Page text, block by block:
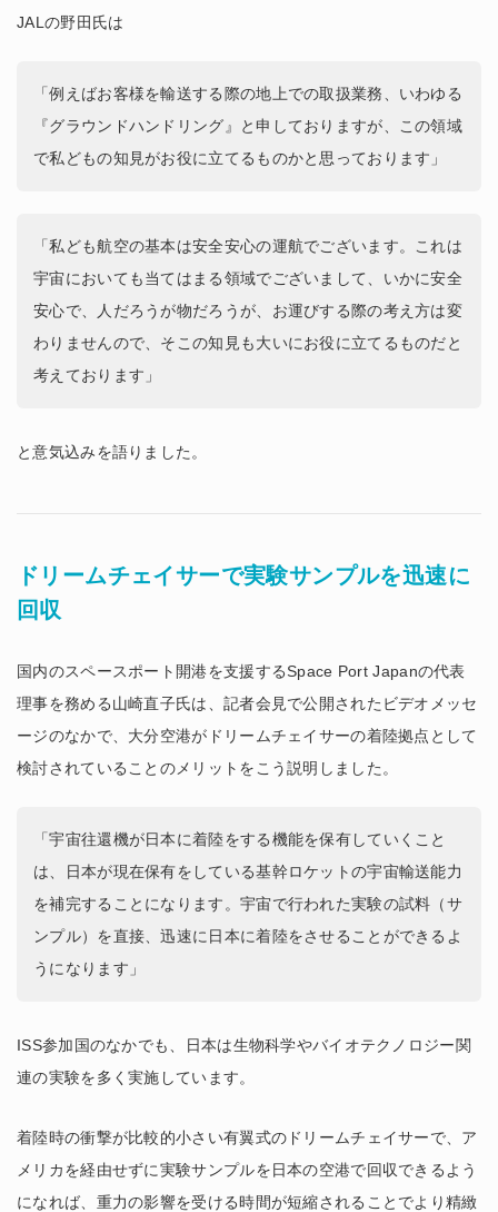
JALの野田氏は
「例えばお客様を輸送する際の地上での取扱業務、いわゆる
『グラウンドハンドリング』と申しておりますが、この領域
で私どもの知見がお役に立てるものかと思っております」
「私ども航空の基本は安全安心の運航でございます。これは
宇宙においても当てはまる領域でございまして、いかに安全
安心で、人だろうが物だろうが、お運びする際の考え方は変
わりませんので、そこの知見も大いにお役に立てるものだと
考えております」
と意気込みを語りました。
ドリームチェイサーで実験サンプルを迅速に
回収
国内のスペースポート開港を支援するSpace Port Japanの代表
理事を務める山崎直子氏は、記者会見で公開されたビデオメッセ
ージのなかで、大分空港がドリームチェイサーの着陸拠点として
検討されていることのメリットをこう説明しました。
「宇宙往還機が日本に着陸をする機能を保有していくこと
は、日本が現在保有をしている基幹ロケットの宇宙輸送能力
を補完することになります。宇宙で行われた実験の試料（サ
ンプル）を直接、迅速に日本に着陸をさせることができるよ
うになります」
ISS参加国のなかでも、日本は生物科学やバイオテクノロジー関
連の実験を多く実施しています。
着陸時の衝撃が比較的小さい有翼式のドリームチェイサーで、ア
メリカを経由せずに実験サンプルを日本の空港で回収できるよう
になれば、重力の影響を受ける時間が短縮されることでより精緻